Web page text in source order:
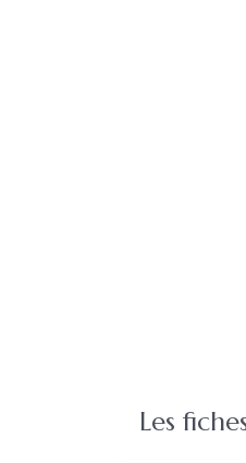
Les